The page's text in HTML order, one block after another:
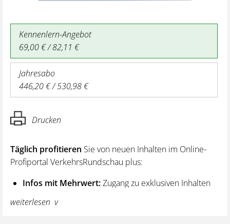
Kennenlern-Angebot
69,00 € / 82,11 €
Jahresabo
446,20 € / 530,98 €
Drucken
Täglich profitieren Sie von neuen Inhalten im Online-
Profiportal VerkehrsRundschau plus:
Infos mit Mehrwert:Zugang zu exklusiven Inhalten
und Hintergrundwissen – von aktuellen Regelungen
wie z. B. bei den Lenk- und Ruhezeiten,
weiterlesen